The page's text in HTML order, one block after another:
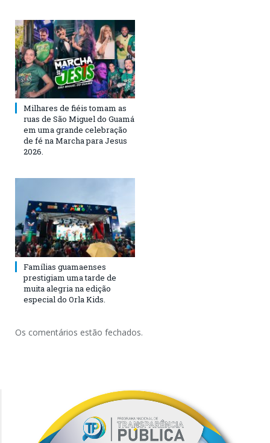
Milhares de fiéis tomam as
ruas de São Miguel do Guamá
em uma grande celebração
de fé na Marcha para Jesus
2026.
Famílias guamaenses
prestigiam uma tarde de
muita alegria na edição
especial do Orla Kids.
Os comentários estão fechados.